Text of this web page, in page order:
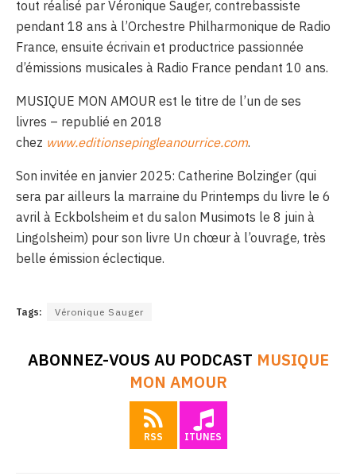
tout réalisé par Véronique Sauger, contrebassiste
pendant 18 ans à l’Orchestre Philharmonique de Radio
France, ensuite écrivain et productrice passionnée
d’émissions musicales à Radio France pendant 10 ans.
MUSIQUE MON AMOUR est le titre de l’un de ses
livres – republié en 2018
chez www.editionsepingleanourrice.com.
Son invitée en janvier 2025: Catherine Bolzinger (qui
sera par ailleurs la marraine du Printemps du livre le 6
avril à Eckbolsheim et du salon Musimots le 8 juin à
Lingolsheim) pour son livre Un chœur à l’ouvrage, très
belle émission éclectique.
Tags: Véronique Sauger
ABONNEZ-VOUS AU PODCAST MUSIQUE
MON AMOUR
RSS ITUNES